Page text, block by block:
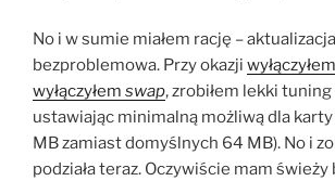
No i w sumie miałem rację –
bezproblemowa. Przy okazji
wyłączyłem swap, zrobiłem lekki
ustawiając minimalną możliwą dla
MB zamiast domyślnych 64 MB). No i
podziała teraz. Oczywiście mam świeży